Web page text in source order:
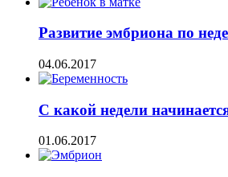
Развитие эмбриона по
04.06.2017
С какой недели
01.06.2017